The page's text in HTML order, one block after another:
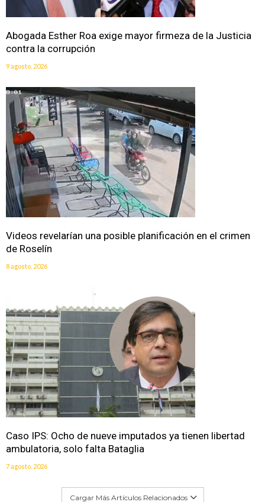
Abogada Esther Roa exige mayor firmeza de la Justicia
contra la corrupción
9 agosto, 2026
Videos revelarían una posible planificación en el crimen
de Roselín
8 agosto, 2026
Caso IPS: Ocho de nueve imputados ya tienen libertad
ambulatoria, solo falta Bataglia
7 agosto, 2026
Cargar Más Artículos Relacionados